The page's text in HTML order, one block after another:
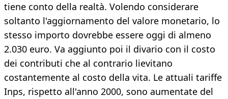
tiene conto della realtà. Volendo considerare
soltanto l'aggiornamento del valore monetario, lo
stesso importo dovrebbe essere oggi di almeno
2.030 euro. Va aggiunto poi il divario con il costo
dei contributi che al contrario lievitano
costantemente al costo della vita. Le attuali tariffe
Inps, rispetto all'anno 2000, sono aumentate del